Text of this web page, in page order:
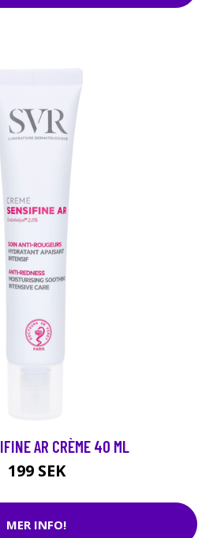
AR CRÈME 40 ML
199 SEK
MER INFO!